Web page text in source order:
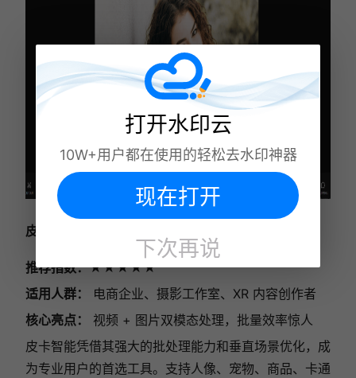
皮卡智能：批量生产力神器
推荐指数：★★★★★
适用人群：
电商企业、摄影工作室、XR 内容创作者
核心亮点：
视频 + 图片双模态处理，批量效率惊人
皮卡智能凭借其强大的批处理能力和垂直场景优化，成
为专业用户的首选工具。支持人像、宠物、商品、卡通
打开水印云
10W+用户都在使用的轻松去水印神器
现在打开
下次再说